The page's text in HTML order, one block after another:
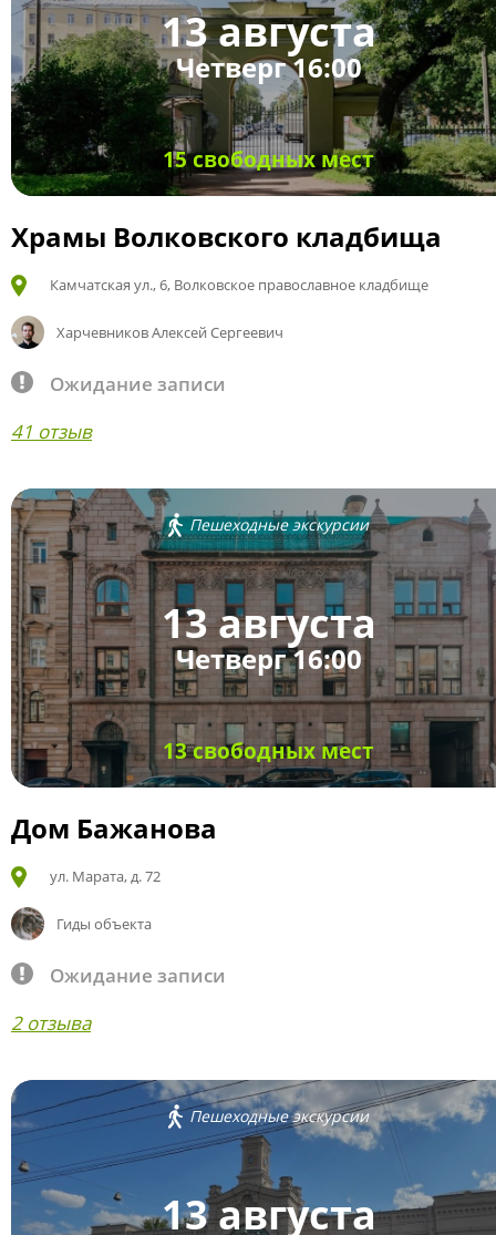
13 августа
Четверг 16:00
15 свободных мест
Храмы Волковского кладбища
Камчатская ул., 6, Волковское православное кладбище
Харчевников Алексей Сергеевич
Ожидание записи
41 отзыв
Пешеходные экскурсии
13 августа
Четверг 16:00
13 свободных мест
Дом Бажанова
ул. Марата, д. 72
Гиды объекта
Ожидание записи
2 отзыва
Пешеходные экскурсии
13 августа